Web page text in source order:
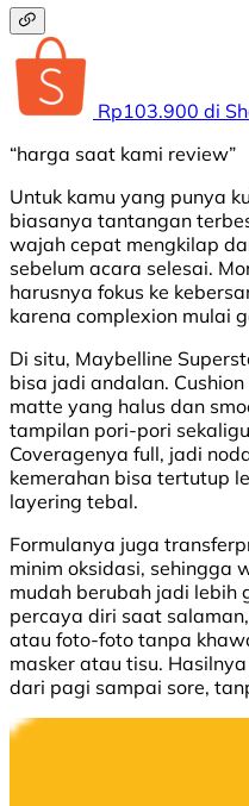
Rp103.900 di
“harga saat kami review”
Untuk kamu yang punya
biasanya tantangan
wajah cepat mengkilap
sebelum acara selesai.
harusnya fokus ke
karena complexion mulai
Di situ, Maybelline
bisa jadi andalan.
matte yang halus dan
tampilan pori-pori
Coveragenya full, jadi
kemerahan bisa tertutup
layering tebal.
Formulanya juga
minim oksidasi, sehingga
mudah berubah jadi lebih
percaya diri saat
atau foto-foto tanpa
masker atau tisu.
dari pagi sampai sore,